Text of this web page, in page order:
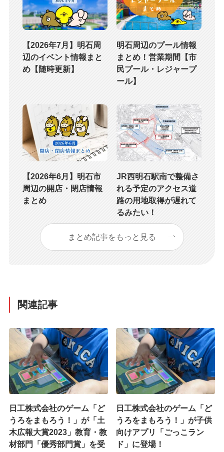
【2026年7月】明石周
辺のイベント情報まと
め【随時更新】
明石周辺のプール情報
まとめ！営業期間【市
民プール・レジャープ
ール】
【2026年6月】明石市
周辺の開店・閉店情報
まとめ
JR西明石駅南で整備さ
れる予定のアクセス道
路の用地取得が遅れて
るみたい！
まとめ記事をもっと見る
関連記事
日工株式会社のゲーム「ど
うろをまもろう！」が「土
木広報大賞2023」教育・教
材部門「優秀部門賞」を受
日工株式会社のゲーム「ど
うろをまもろう！」が子供
向けアプリ「ごっこラン
ド」に登場！